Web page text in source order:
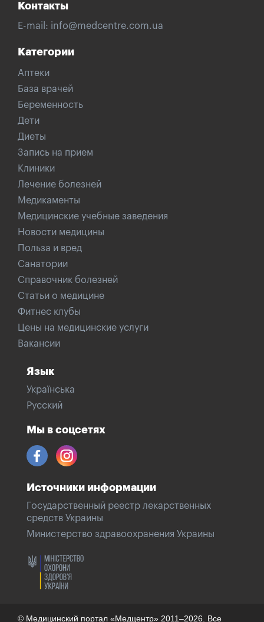
Контакты
E-mail: info@medcentre.com.ua
Категории
Аптеки
База врачей
Беременность
Дети
Диеты
Запись на прием
Клиники
Лечение болезней
Медикаменты
Медицинские учебные заведения
Новости медицины
Польза и вред
Санатории
Справочник болезней
Статьи о медицине
Фитнес клубы
Цены на медицинские услуги
Вакансии
Язык
Українська
Русский
Мы в соцсетях
Источники информации
Государственный реестр лекарственных
средств Украины
Министерство здравоохранения Украины
© Медицинский портал «Медцентр» 2011–2026. Все